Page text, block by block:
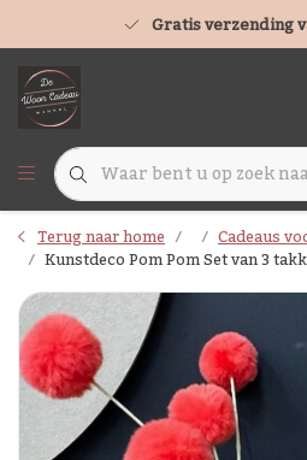
Gratis verzending
Terug naar home Cadeaus
Kunstdeco Pom Pom Set van 3